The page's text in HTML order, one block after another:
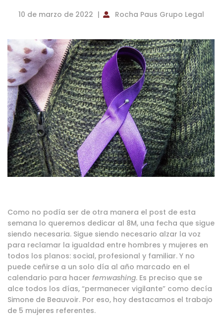
10 de marzo de 2022 Rocha Paus Grupo Legal
Como no podía ser de otra manera el post de esta
semana lo queremos dedicar al 8M, una fecha que sigue
siendo necesaria. Sigue siendo necesario alzar la voz
para reclamar la igualdad entre hombres y mujeres en
todos los planos: social, profesional y familiar. Y no
puede ceñirse a un solo día al año marcado en el
calendario para hacer femwashing. Es preciso que se
alce todos los días, “permanecer vigilante” como decía
Simone de Beauvoir. Por eso, hoy destacamos el trabajo
de 5 mujeres referentes.